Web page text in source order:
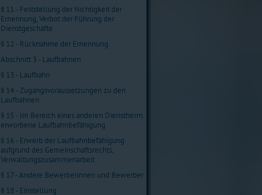
§ 11 - Feststellung der Nichtigkeit der
Ernennung, Verbot der Führung der
Dienstgeschäfte
§ 12 - Rücknahme der Ernennung
Abschnitt 3 - Laufbahnen
§ 13 - Laufbahn
§ 14 - Zugangsvoraussetzungen zu den
Laufbahnen
§ 15 - Im Bereich eines anderen Dienstherrn
erworbene Laufbahnbefähigung
§ 16 - Erwerb der Laufbahnbefähigung
aufgrund des Gemeinschaftsrechts;
Verwaltungszusammenarbeit
§ 17 - Andere Bewerberinnen und Bewerber
§ 18 - Einstellung